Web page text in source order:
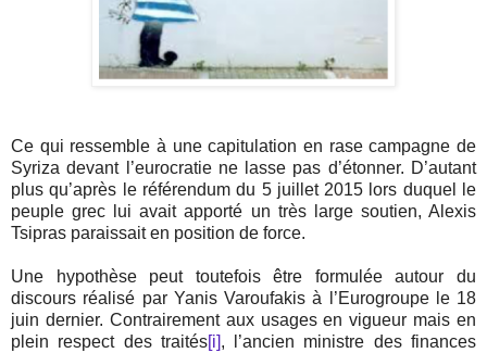
Ce qui ressemble à une capitulation en rase campagne de
Syriza devant l’eurocratie ne lasse pas d’étonner. D’autant
plus qu’après le référendum du 5 juillet 2015 lors duquel le
peuple grec lui avait apporté un très large soutien, Alexis
Tsipras paraissait en position de force.
Une hypothèse peut toutefois être formulée autour du
discours réalisé par Yanis Varoufakis à l’Eurogroupe le 18
juin dernier. Contrairement aux usages en vigueur mais en
plein respect des traités[i], l’ancien ministre des finances